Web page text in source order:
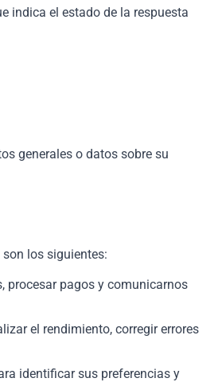
indica el estado de la respuesta
generales o datos sobre su
los siguientes:
procesar pagos y comunicarnos
el rendimiento, corregir errores
identificar sus preferencias y